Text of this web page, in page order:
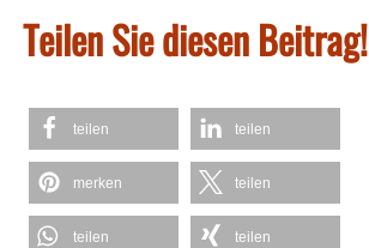
Teilen Sie diesen Beitrag!
teilen teilen
merken teilen
teilen teilen